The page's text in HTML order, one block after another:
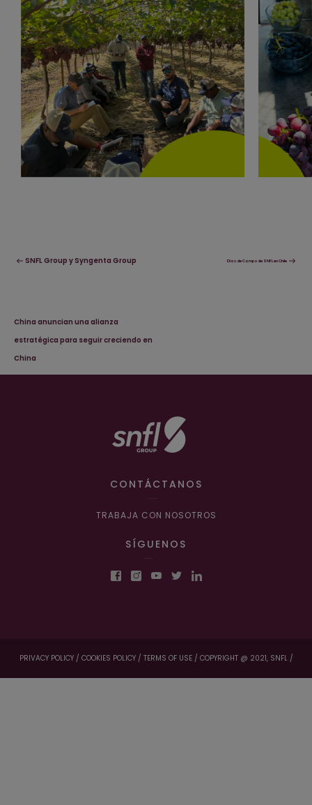
SNFL Group y Syngenta Group
China anuncian una alianza
estratégica para seguir creciendo en
China
Días de Campo de SNFL en Chile
CONTÁCTANOS
TRABAJA CON NOSOTROS
SÍGUENOS
PRIVACY POLICY / COOKIES POLICY / TERMS OF USE / COPYRIGHT @ 2021, SNFL /